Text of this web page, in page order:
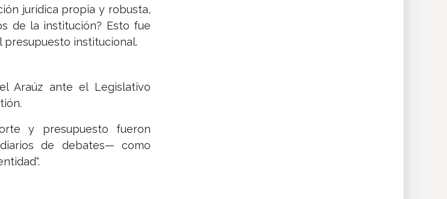
jurídica propia y robusta,
de la institución? Esto fue
institucional.
Araúz ante el Legislativo
y presupuesto fueron
de debates— como